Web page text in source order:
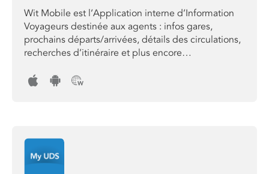
Wit Mobile est l’Application interne d’Information
Voyageurs destinée aux agents : infos gares,
prochains départs/arrivées, détails des circulations,
recherches d’itinéraire et plus encore…